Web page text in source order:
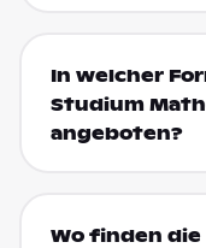
In welcher
Studium
angeboten?
Wo finden die